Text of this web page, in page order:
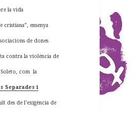
la vida
cristiana”, ensenya
de dones
contra la violència de
Soleto, com la
Separades i
des de l’exigència de